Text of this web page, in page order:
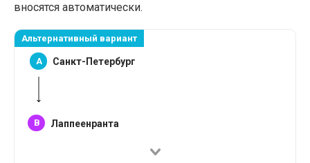
вносятся автоматически.
Альтернативный вариант
A Санкт-Петербург
B Лаппеенранта